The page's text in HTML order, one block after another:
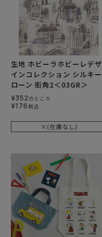
生地 ホビーラホビーレデザ
インコレクション シルキー
ローン 街角2＜03GR＞
¥352 のところ
¥176税込
×(在庫なし)